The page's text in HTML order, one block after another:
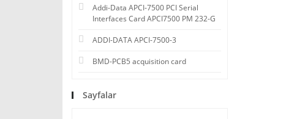
Addi-Data APCI-7500 PCI Serial
Interfaces Card APCI7500 PM 232-G
ADDI-DATA APCI-7500-3
BMD-PCB5 acquisition card
Sayfalar